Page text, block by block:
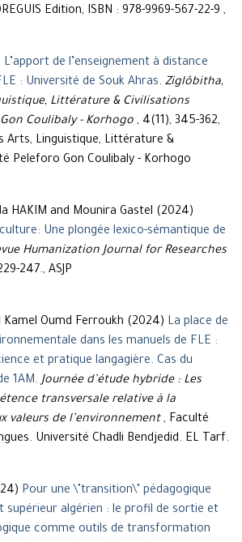
Edition, ISBN : 978-9969-567-22-9 ,
L’apport de l’enseignement à distance
: Université de Souk Ahras. Ziglôbitha,
Littérature & Civilisations
Coulibaly - Korhogo , 4(11), 345-362,
Arts, Linguistique, Littérature &
Peleforo Gon Coulibaly - Korhogo
HAKIM and Mounira Gastel (2024)
Une plongée lexico-sémantique de
Humanization Journal for Researches
247., ASJP
Kamel Oumd Ferroukh (2024) La place de
dans les manuels de FLE :
et pratique langagière. Cas du
1AM.Journée d’étude hybride : Les
transversale relative à la
valeurs de l’environnement, Faculté
Université Chadli Bendjedid. EL Tarf.
Pour une \"transition\" pédagogique
supérieur algérien : le profil de sortie et
comme outils de transformation